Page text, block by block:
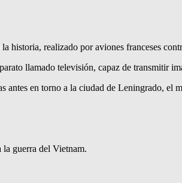
historia, realizado por aviones franceses
llamado televisión, capaz de transmitir
en torno a la ciudad de Leningrado, el
guerra del Vietnam.